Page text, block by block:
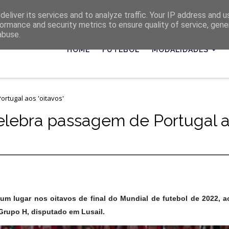
HOME FUTEBOL MODALIDADES
aos 'oitavos'
passagem de Portugal
lugar nos oitavos de final do Mundial de futebol de 2022,
H, disputado em Lusail.
its services and to analyze traffic. Your IP address and
and security metrics to ensure quality of service,